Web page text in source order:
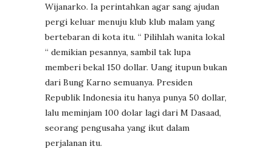
Wijanarko. Ia perintahkan agar sang ajudan
pergi keluar menuju klub klub malam yang
bertebaran di kota itu. “ Pilihlah wanita lokal
“ demikian pesannya, sambil tak lupa
memberi bekal 150 dollar. Uang itupun bukan
dari Bung Karno semuanya. Presiden
Republik Indonesia itu hanya punya 50 dollar,
lalu meminjam 100 dolar lagi dari M Dasaad,
seorang pengusaha yang ikut dalam
perjalanan itu.